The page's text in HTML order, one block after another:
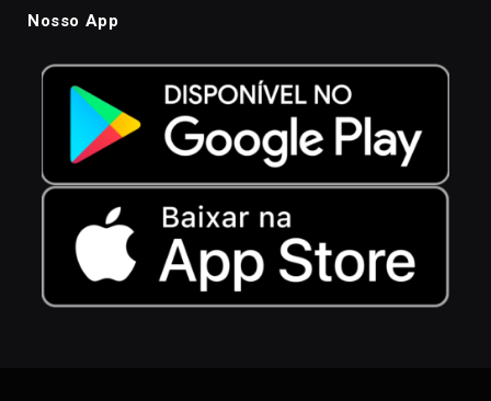
Nosso App